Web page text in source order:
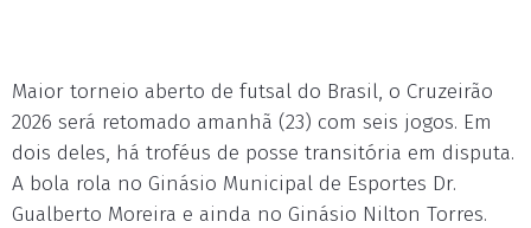
Maior torneio aberto de futsal do Brasil, o Cruzeirão
2026 será retomado amanhã (23) com seis jogos. Em
dois deles, há troféus de posse transitória em disputa.
A bola rola no Ginásio Municipal de Esportes Dr.
Gualberto Moreira e ainda no Ginásio Nilton Torres.